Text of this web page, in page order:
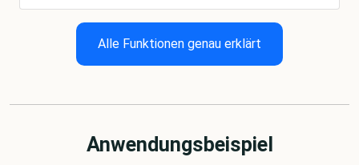
Alle Funktionen genau erklärt
Anwendungsbeispiel